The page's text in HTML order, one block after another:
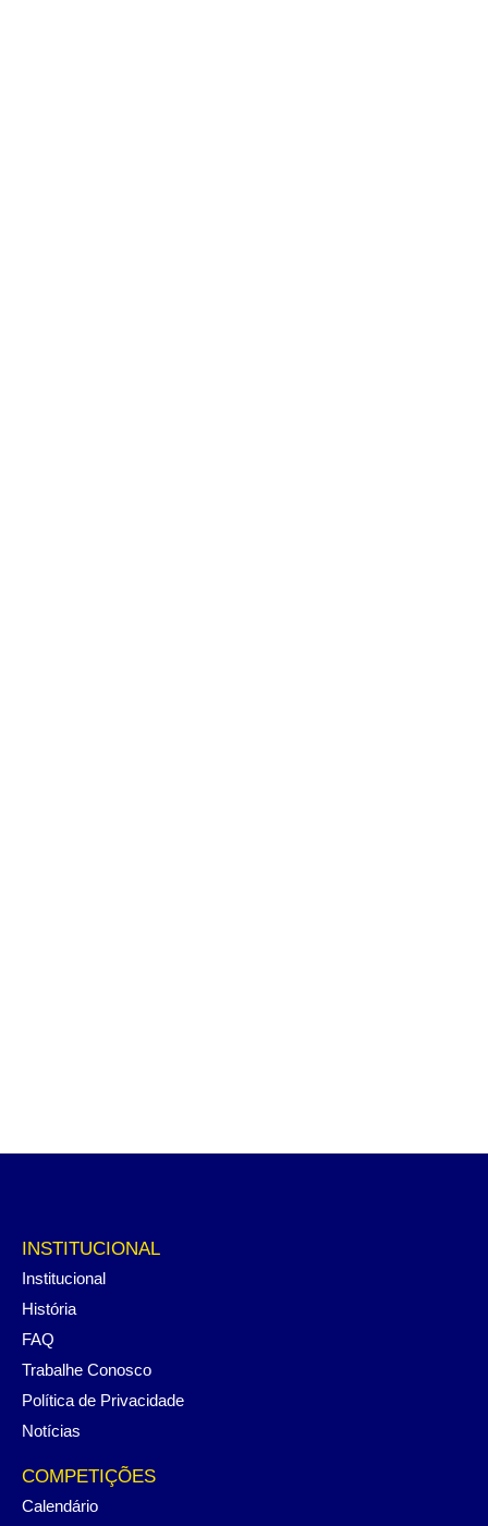
INSTITUCIONAL
Institucional
História
FAQ
Trabalhe Conosco
Política de Privacidade
Notícias
COMPETIÇÕES
Calendário